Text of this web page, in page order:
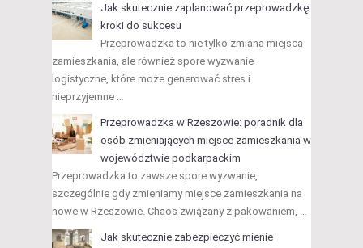
Jak skutecznie zaplanować przeprowadzkę:
kroki do sukcesu
Przeprowadzka to nie tylko zmiana miejsca
zamieszkania, ale również spore wyzwanie
logistyczne, które może generować stres i
nieprzyjemne …
Przeprowadzka w Rzeszowie: poradnik dla
osób zmieniających miejsce zamieszkania w
województwie podkarpackim
Przeprowadzka to zawsze spore wyzwanie,
szczególnie gdy zmieniamy miejsce zamieszkania na
nowe w Rzeszowie. Chaos związany z pakowaniem, …
Jak skutecznie zabezpieczyć mienie